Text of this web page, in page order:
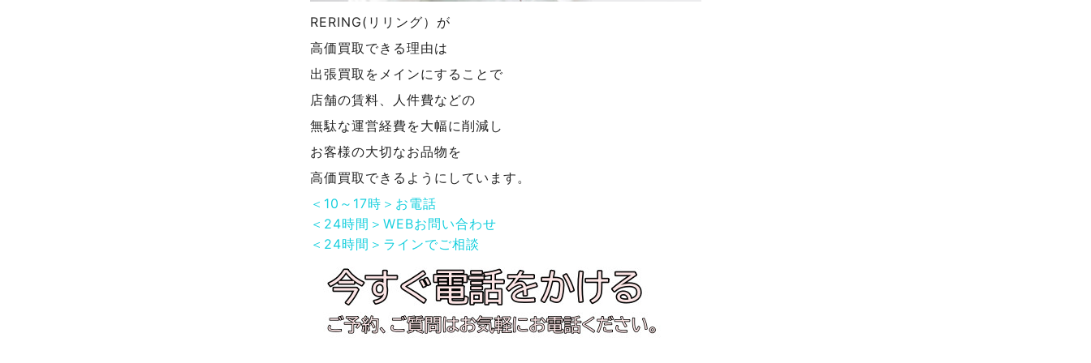
RERING(リリング）が
高価買取できる理由は
出張買取をメインにすることで
店舗の賃料、人件費などの
無駄な運営経費を大幅に削減し
お客様の大切なお品物を
高価買取できるようにしています。
＜10～17時＞お電話
＜24時間＞WEBお問い合わせ
＜24時間＞ラインでご相談